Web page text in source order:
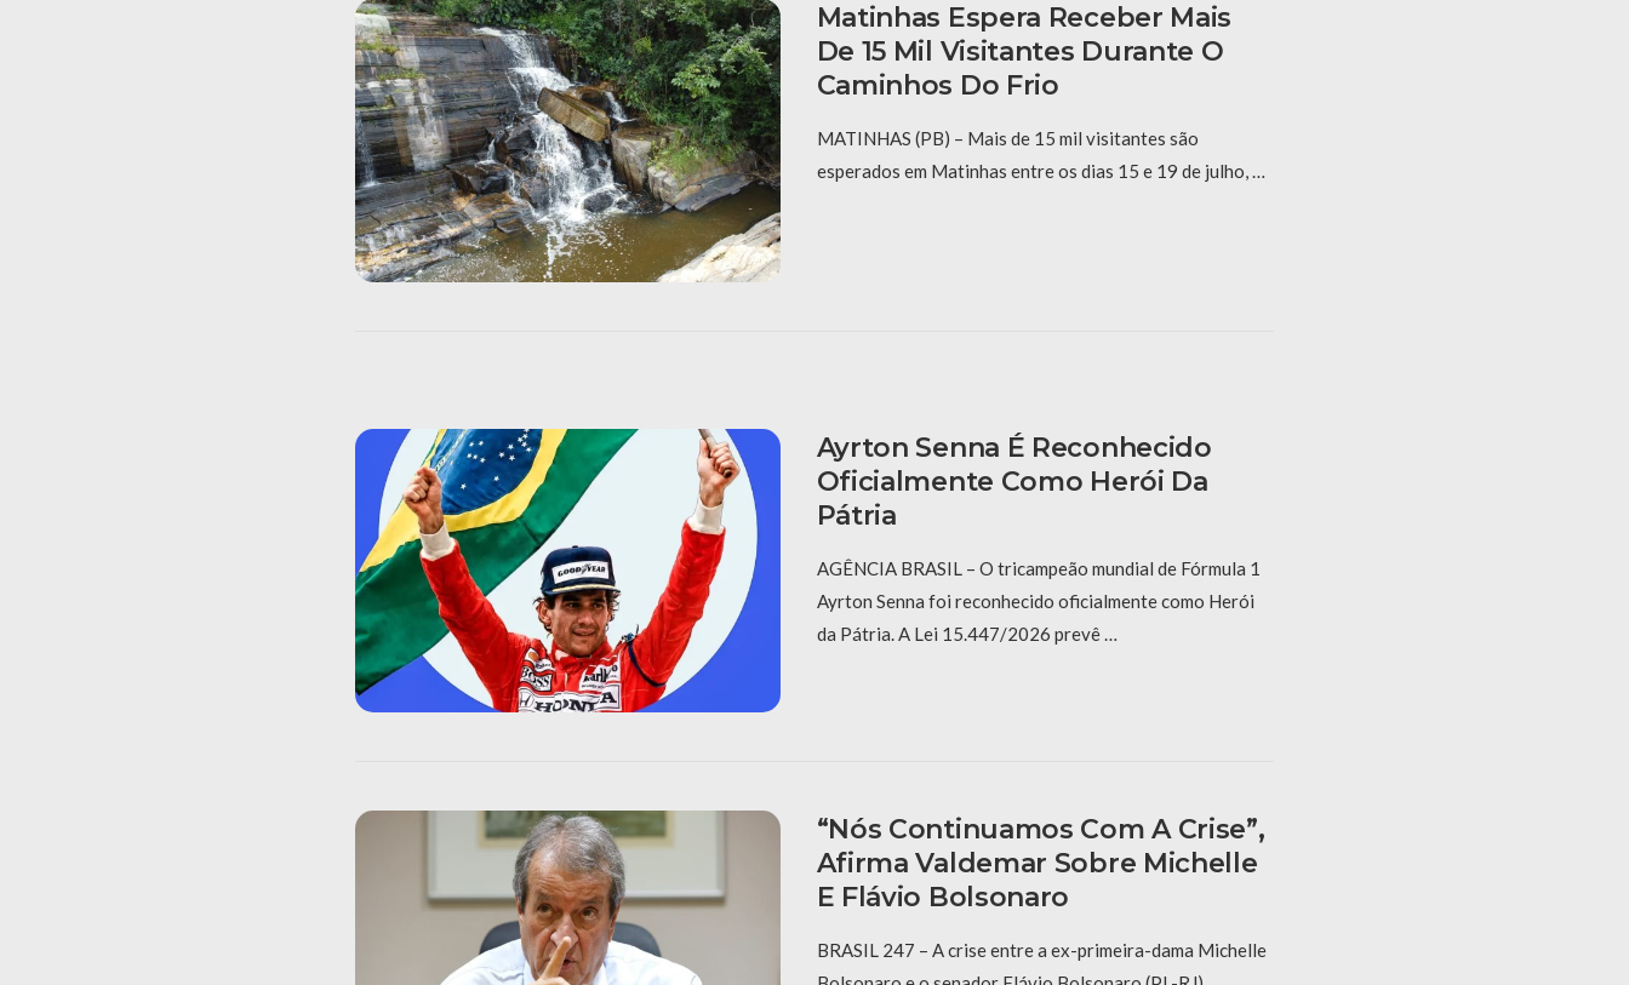
Matinhas Espera Receber Mais
De 15 Mil Visitantes Durante O
Caminhos Do Frio
MATINHAS (PB) – Mais de 15 mil visitantes são
esperados em Matinhas entre os dias 15 e 19 de julho, …
Ayrton Senna É Reconhecido
Oficialmente Como Herói Da
Pátria
AGÊNCIA BRASIL – O tricampeão mundial de Fórmula 1
Ayrton Senna foi reconhecido oficialmente como Herói
da Pátria. A Lei 15.447/2026 prevê …
“Nós Continuamos Com A Crise”,
Afirma Valdemar Sobre Michelle
E Flávio Bolsonaro
BRASIL 247 – A crise entre a ex-primeira-dama Michelle